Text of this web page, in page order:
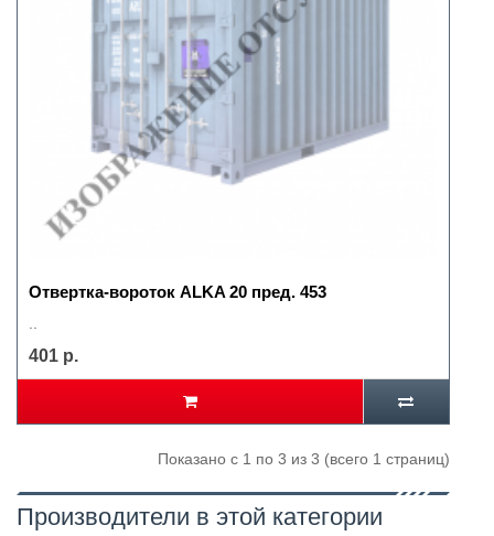
Отвертка-вороток ALKA 20 пред. 453
401 р.
Показано с 1 по 3 из 3 (всего 1 страниц)
Производители в этой категории